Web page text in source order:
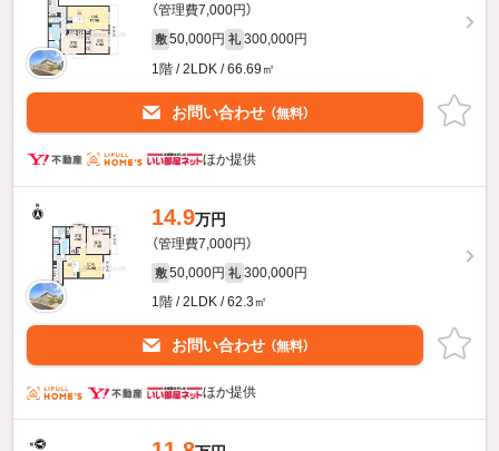
（管理費7,000円）
敷 50,000円 礼 300,000円
1階 / 2LDK / 66.69㎡
お問い合わせ （無料）
ほか提供
14.9万円
（管理費7,000円）
敷 50,000円 礼 300,000円
1階 / 2LDK / 62.3㎡
お問い合わせ （無料）
ほか提供